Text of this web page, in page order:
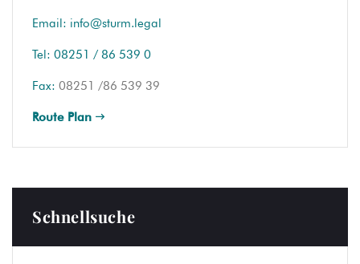
Email: info@sturm.legal
Tel: 08251 / 86 539 0
Fax: 08251 /86 539 39
Route Plan
Schnellsuche